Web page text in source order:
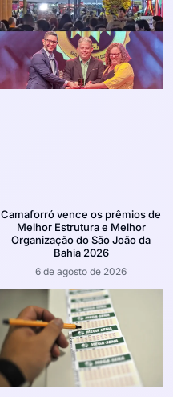
Camaforró vence os prêmios de
Melhor Estrutura e Melhor
Organização do São João da
Bahia 2026
6 de agosto de 2026